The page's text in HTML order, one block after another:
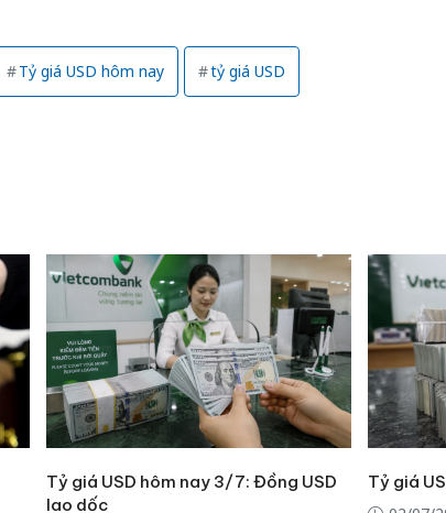
Tỷ giá USD hôm nay tỷ giá USD
Tỷ giá USD hôm nay 3/7: Đồng USD
lao dốc
Tỷ giá